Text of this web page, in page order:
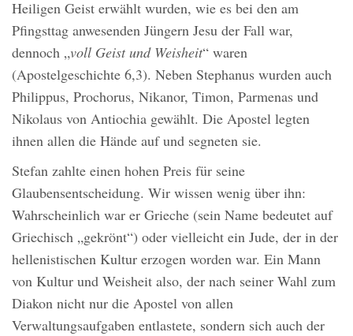
Heiligen Geist erwählt wurden, wie es bei den am
Pfingsttag anwesenden Jüngern Jesu der Fall war,
dennoch „voll Geist und Weisheit“ waren
(Apostelgeschichte 6,3). Neben Stephanus wurden auch
Philippus, Prochorus, Nikanor, Timon, Parmenas und
Nikolaus von Antiochia gewählt. Die Apostel legten
ihnen allen die Hände auf und segneten sie.
Stefan zahlte einen hohen Preis für seine
Glaubensentscheidung. Wir wissen wenig über ihn:
Wahrscheinlich war er Grieche (sein Name bedeutet auf
Griechisch „gekrönt“) oder vielleicht ein Jude, der in der
hellenistischen Kultur erzogen worden war. Ein Mann
von Kultur und Weisheit also, der nach seiner Wahl zum
Diakon nicht nur die Apostel von allen
Verwaltungsaufgaben entlastete, sondern sich auch der